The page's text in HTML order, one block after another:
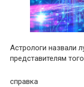
Астрологи назвали
представителям
справка